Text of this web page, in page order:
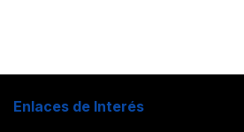
Enlaces de Interés